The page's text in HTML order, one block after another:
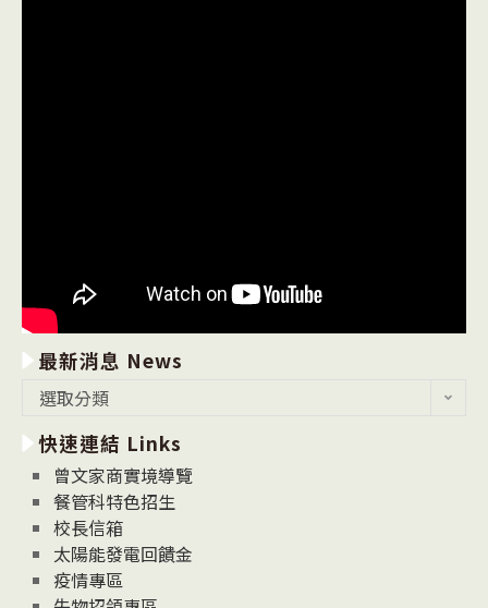
最新消息 News
消
息
News
選取分類
快速連結 Links
曾文家商實境導覽
餐管科特色招生
校長信箱
太陽能發電回饋金
疫情專區